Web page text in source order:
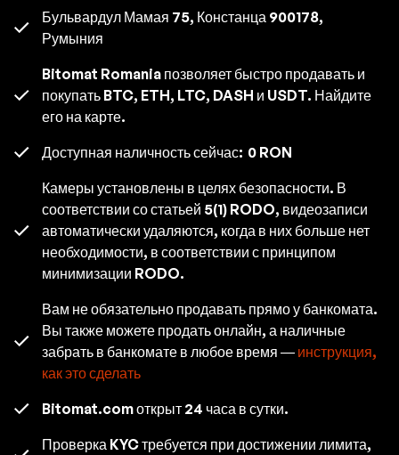
Бульвардул Мамая 75, Констанца 900178,
Румыния
Bitomat Romania позволяет быстро продавать и
покупать BTC, ETH, LTC, DASH и USDT. Найдите
его на карте.
Доступная наличность сейчас: 0 RON
Камеры установлены в целях безопасности. В
соответствии со статьей 5(1) RODO, видеозаписи
автоматически удаляются, когда в них больше нет
необходимости, в соответствии с принципом
минимизации RODO.
Вам не обязательно продавать прямо у банкомата.
Вы также можете продать онлайн, а наличные
забрать в банкомате в любое время — инструкция,
как это сделать
Bitomat.com открыт 24 часа в сутки.
Проверка KYC требуется при достижении лимита,